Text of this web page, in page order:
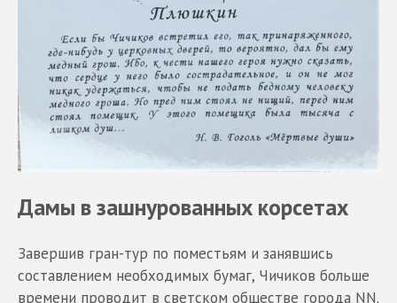
Дамы в зашнурованных корсетах
Завершив гран-тур по поместьям и занявшись
составлением необходимых бумаг, Чичиков больше
времени проводит в светском обществе города NN.